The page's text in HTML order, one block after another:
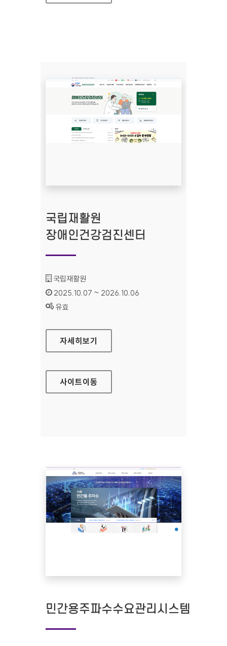
국립재활원
장애인건강검진센터
기관명 :
국립재활원
인증기간 :
2025.10.07 ~ 2026.10.06
상태 :
유효
국립재활원 장애인건강검진센터
자세히보기
사이트이동
민간용주파수수요관리시스템